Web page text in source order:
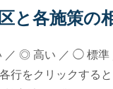
と各施策の
◎ 高い ／ ◯ 標
行をクリックする